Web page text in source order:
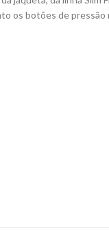
os botões de